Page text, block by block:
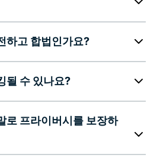
하고 합법인가요?
될 수 있나요?
로 프라이버시를 보장하